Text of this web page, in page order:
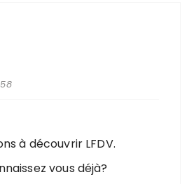
à découvrir LFDV.
vous déjà?